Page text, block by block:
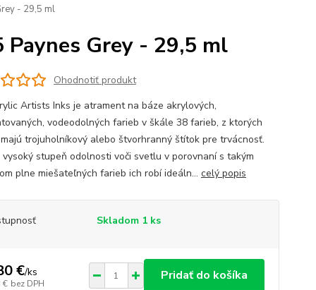
- 29,5 ml
Grey - 29,5 ml
Ohodnotiť produkt
Artists Inks je atrament na báze akrylových,
vodeodolných farieb v škále 38 farieb, z ktorých
trojuholníkový alebo štvorhranný štítok pre trvácnosť.
vysoký stupeň odolnosti voči svetlu v porovnaní s takým
plne miešateľných farieb ich robí ideáln... celý popis
Skladom 1 ks
€/ks
€ bez DPH
Pridať do košíka